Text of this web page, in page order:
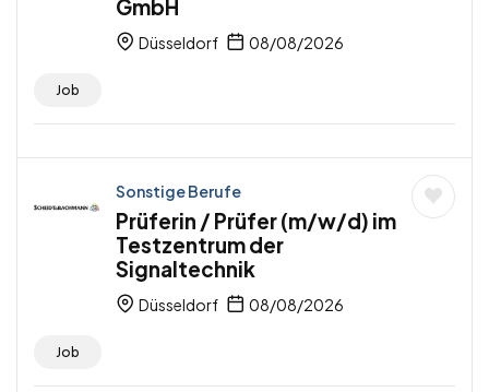
GmbH
Düsseldorf 08/08/2026
Job
Sonstige Berufe
Prüferin / Prüfer (m/w/d) im
Testzentrum der
Signaltechnik
Düsseldorf 08/08/2026
Job